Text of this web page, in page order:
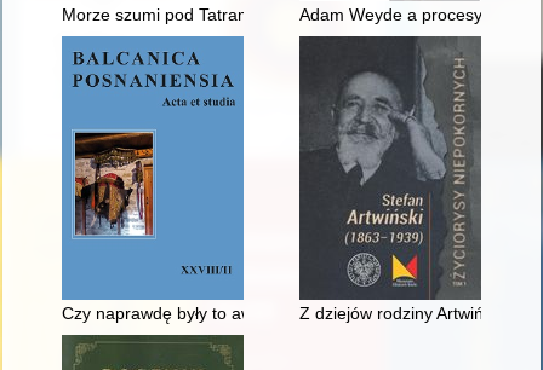
Morze szumi pod Tatrami - recenzja]Adam Weyde a procesy
Czy naprawdę były to awantury? : interwencje polskie w
Z dziejów rodziny Artwińskich :